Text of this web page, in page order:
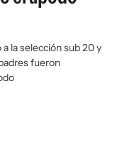
la selección sub 20 y
fueron